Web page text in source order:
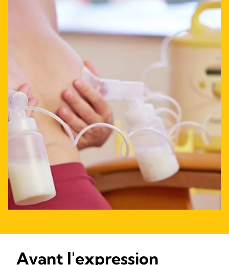
Avant l'expression